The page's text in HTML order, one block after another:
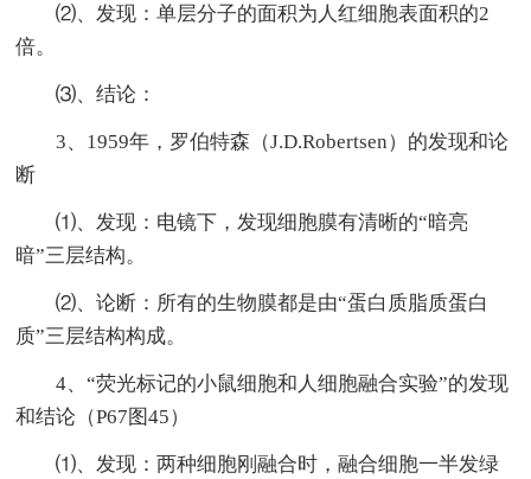
⑵、发现：单层分子的面积为人红细胞表面积的2
倍。
⑶、结论：
3、1959年，罗伯特森（J.D.Robertsen）的发现和论
断
⑴、发现：电镜下，发现细胞膜有清晰的“暗亮
暗”三层结构。
⑵、论断：所有的生物膜都是由“蛋白质脂质蛋白
质”三层结构构成。
4、“荧光标记的小鼠细胞和人细胞融合实验”的发现
和结论（P67图45）
⑴、发现：两种细胞刚融合时，融合细胞一半发绿